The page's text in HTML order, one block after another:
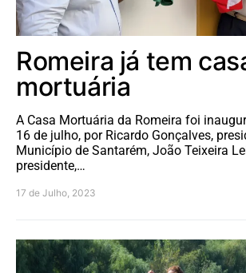
Romeira já tem
mortuária
A Casa Mortuária da Romeira foi
16 de julho, por Ricardo Gonçalves,
Município de Santarém, João Teixeira
presidente,…
17 de Julho, 2023